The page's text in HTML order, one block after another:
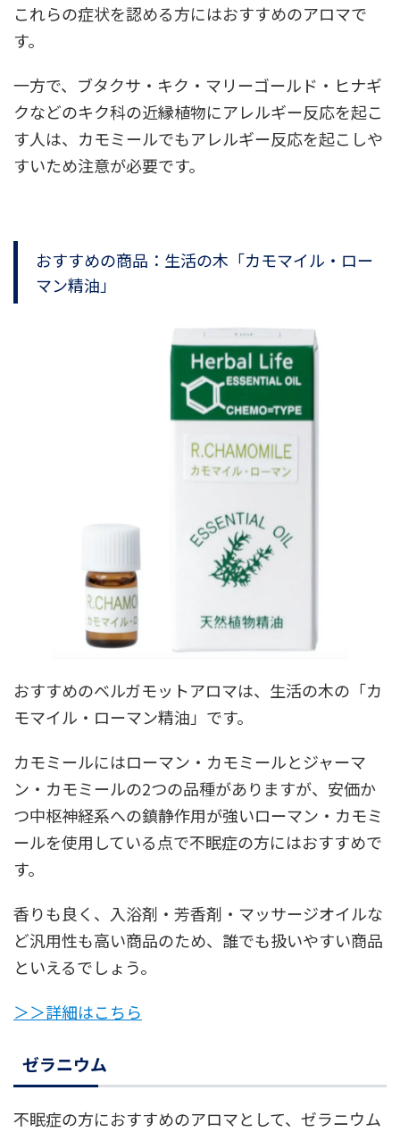
これらの症状を認める方にはおすすめのアロマで
す。
一方で、ブタクサ・キク・マリーゴールド・ヒナギ
クなどのキク科の近縁植物にアレルギー反応を起こ
す人は、カモミールでもアレルギー反応を起こしや
すいため注意が必要です。
おすすめの商品：生活の木「カモマイル・ロー
マン精油」
おすすめのベルガモットアロマは、生活の木の「カ
モマイル・ローマン精油」です。
カモミールにはローマン・カモミールとジャーマ
ン・カモミールの2つの品種がありますが、安価か
つ中枢神経系への鎮静作用が強いローマン・カモミ
ールを使用している点で不眠症の方にはおすすめで
す。
香りも良く、入浴剤・芳香剤・マッサージオイルな
ど汎用性も高い商品のため、誰でも扱いやすい商品
といえるでしょう。
＞＞詳細はこちら
ゼラニウム
不眠症の方におすすめのアロマとして、ゼラニウム